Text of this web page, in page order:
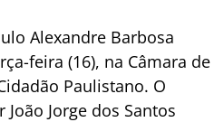
Alexandre Barbosa
feira (16), na Câmara de
Paulistano. O
Jorge dos Santos